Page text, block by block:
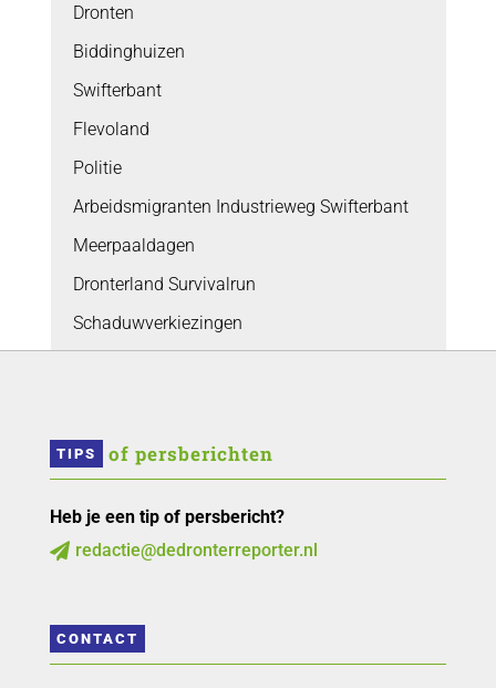
Dronten
Biddinghuizen
Swifterbant
Flevoland
Politie
Arbeidsmigranten Industrieweg Swifterbant
Meerpaaldagen
Dronterland Survivalrun
Schaduwverkiezingen
TIPS of persberichten
Heb je een tip of persbericht?
 redactie@dedronterreporter.nl
CONTACT